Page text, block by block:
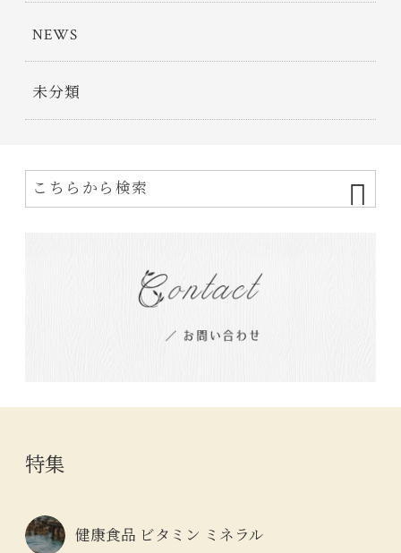
NEWS
未分類
特集
健康食品 ビタミン ミネラル